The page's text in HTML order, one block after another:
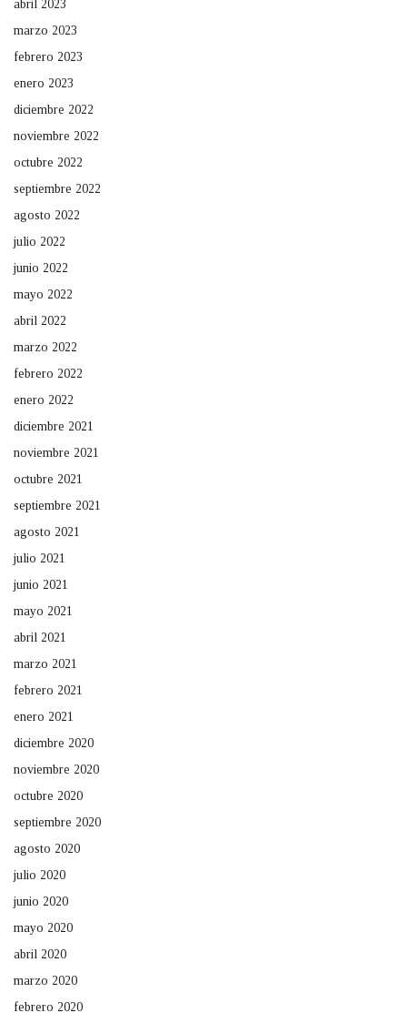
abril 2023
marzo 2023
febrero 2023
enero 2023
diciembre 2022
noviembre 2022
octubre 2022
septiembre 2022
agosto 2022
julio 2022
junio 2022
mayo 2022
abril 2022
marzo 2022
febrero 2022
enero 2022
diciembre 2021
noviembre 2021
octubre 2021
septiembre 2021
agosto 2021
julio 2021
junio 2021
mayo 2021
abril 2021
marzo 2021
febrero 2021
enero 2021
diciembre 2020
noviembre 2020
octubre 2020
septiembre 2020
agosto 2020
julio 2020
junio 2020
mayo 2020
abril 2020
marzo 2020
febrero 2020